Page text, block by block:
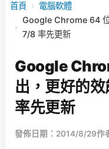
首頁 › 電腦軟體
›
Google Chrome 64
7/8 率先更新
Google
出，更好的
率先更新
發佈日期：2014/8/29作